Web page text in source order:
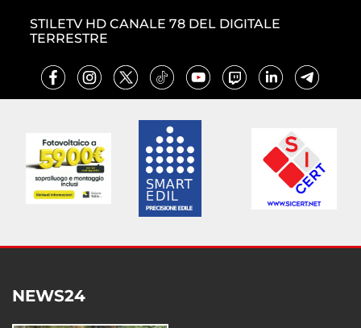
STILETV HD CANALE 78 DEL DIGITALE
TERRESTRE
NEWS24